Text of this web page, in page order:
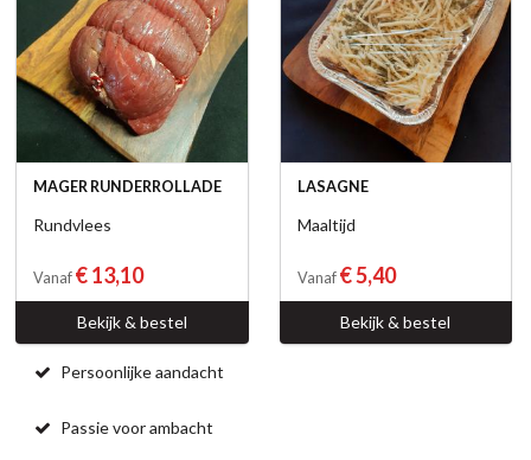
MAGER RUNDERROLLADE
Rundvlees
Vanaf € 13,10
Bekijk & bestel
LASAGNE
Maaltijd
Vanaf € 5,40
Bekijk & bestel
Persoonlijke aandacht
Passie voor ambacht